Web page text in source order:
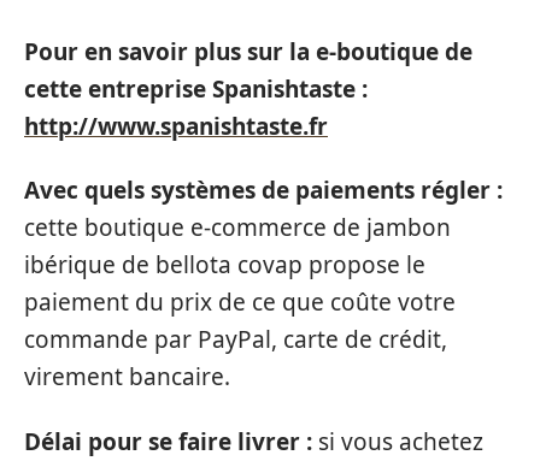
Pour en savoir plus sur la e-boutique de
cette entreprise Spanishtaste :
http://www.spanishtaste.fr
Avec quels systèmes de paiements régler :
cette boutique e-commerce de jambon
ibérique de bellota covap propose le
paiement du prix de ce que coûte votre
commande par PayPal, carte de crédit,
virement bancaire.
Délai pour se faire livrer : si vous achetez